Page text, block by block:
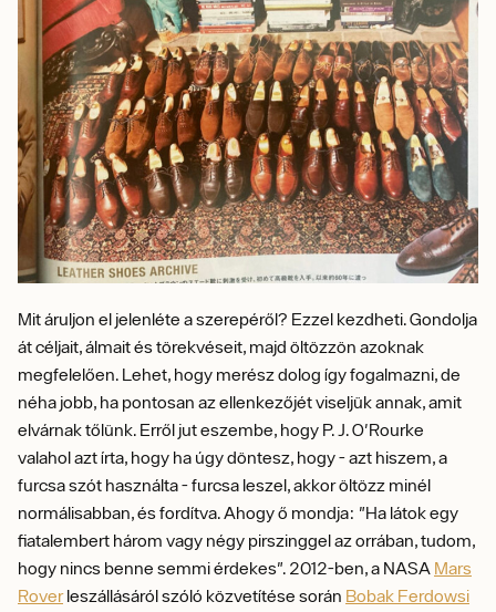
Mit áruljon el jelenléte a szerepéről? Ezzel kezdheti. Gondolja
át céljait, álmait és törekvéseit, majd öltözzön azoknak
megfelelően. Lehet, hogy merész dolog így fogalmazni, de
néha jobb, ha pontosan az ellenkezőjét viseljük annak, amit
elvárnak tőlünk. Erről jut eszembe, hogy P. J. O'Rourke
valahol azt írta, hogy ha úgy döntesz, hogy - azt hiszem, a
furcsa szót használta - furcsa leszel, akkor öltözz minél
normálisabban, és fordítva. Ahogy ő mondja: "Ha látok egy
fiatalembert három vagy négy pirszinggel az orrában, tudom,
hogy nincs benne semmi érdekes". 2012-ben, a NASA Mars
Roverleszállásáról szóló közvetítése során Bobak Ferdowsi